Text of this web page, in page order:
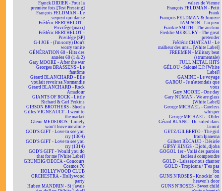
Franck DIDIER - Pour la
première fois [Test Pressing]
François FELDMAN - Le
serpent qui danse
Frédéric BERTHELOT -
Privilège [maxi]
Frédéric BERTHELOT -
Privilège [SP]
G-I JOE - (I'm sorry) Don't
worry tonite
GÉNÉRATION 60 - Hits des
années 60 (1 & 2)
Gary MOORE - After the war
Georges BRASSENS - Le
fantôme
Gérard BLANCHARD - Elle
voulait revoir sa Normandie
Gérard BLANCHARD - Rock
Amadour
GIANTS OF ROCK - Little
Richard & Carl Perkins
GIBSON BROTHERS - Sheela
Gilles VIGNEAULT - I went to
the market
Glenn MEDEIROS - Lonely
won't leave me alone
GOD'S GIFT - Love to see you
cry (1304)
GOD'S GIFT - Love to see you
cry (1314)
GOD'S GIFT - Would you do
that for me [White Label]
GRUNDIG/DECCA - Concours
Cosmos 70
HOLLYWOOD CLUB
ORCHESTRA - Hollywood
party
Hubert MANDRIN - Si j'avais
valses de Vienne
François FELDMAN - Petit
Frank
François FELDMAN & Joniece
JAMISON - J'ai peur
Frankie SMITH - The auction
Freddie MERCURY - The great
pretender
Frédéric CHATEAU - Le
malheur des uns... [White Label]
FREEMEN - Military beat
(strumentale)
FULL METAL HITS
GÉLOU - Salomé E.P. [White
Label]
GAMINE - Le voyage
GAROU - Je n'attendais que
vous
Gary MOORE - One day
Gary NUMAN - We are glass
[White Label]
George MICHAEL - Careless
whisper
George MICHAEL - Older
Gérard BLANC - Du soleil dans
la nuit
GETZ/GILBERTO - The girl
from Ipanema
Gilbert BÉCAUD - Désirée
GIPSY KINGS - Djobi, djoba
GOGOL 1er - Voilà des paroles
faciles à comprendre
GOLD - Laissez-nous chanter
GOLD - Tropicana / T'es pas
fou
GUNS N'ROSES - Knockin' on
heaven's door
GUNS N'ROSES - Sweet child